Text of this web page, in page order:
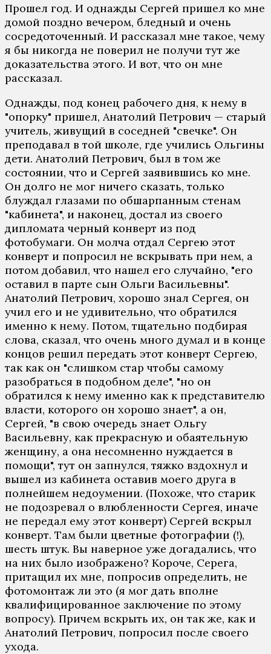
Прошел год. И однажды Сергей пришел ко мне
домой поздно вечером, бледный и очень
сосредоточенный. И рассказал мне такое, чему
я бы никогда не поверил не получи тут же
доказательства этого. И вот, что он мне
рассказал.
Однажды, под конец рабочего дня, к нему в
"опорку" пришел, Анатолий Петрович — старый
учитель, живущий в соседней "свечке". Он
преподавал в той школе, где учились Ольгины
дети. Анатолий Петрович, был в том же
состоянии, что и Сергей заявившись ко мне.
Он долго не мог ничего сказать, только
блуждал глазами по обшарпанным стенам
"кабинета", и наконец, достал из своего
дипломата черный конверт из под
фотобумаги. Он молча отдал Сергею этот
конверт и попросил не вскрывать при нем, а
потом добавил, что нашел его случайно, "его
оставил в парте сын Ольги Васильевны".
Анатолий Петрович, хорошо знал Сергея, он
учил его и не удивительно, что обратился
именно к нему. Потом, тщательно подбирая
слова, сказал, что очень много думал и в конце
концов решил передать этот конверт Сергею,
так как он "слишком стар чтобы самому
разобраться в подобном деле", "но он
обратился к нему именно как к представителю
власти, которого он хорошо знает", а он,
Сергей, "в свою очередь знает Ольгу
Васильевну, как прекрасную и обаятельную
женщину, а она несомненно нуждается в
помощи", тут он запнулся, тяжко вздохнул и
вышел из кабинета оставив моего друга в
полнейшем недоумении. (Похоже, что старик
не подозревал о влюбленности Сергея, иначе
не передал ему этот конверт) Сергей вскрыл
конверт. Там были цветные фотографии (!),
шесть штук. Вы наверное уже догадались, что
на них было изображено? Короче, Серега,
притащил их мне, попросив определить, не
фотомонтаж ли это (я мог дать вполне
квалифицированное заключение по этому
вопросу). Причем вскрыть их, он так же, как и
Анатолий Петрович, попросил после своего
ухода.